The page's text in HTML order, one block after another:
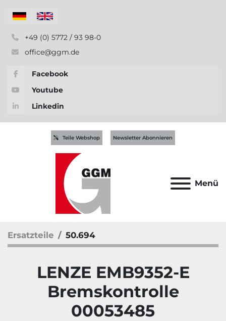
+49 (0) 5772 / 93 98-0
office@ggm.de
Facebook
Youtube
Linkedin
Menü
Teile Webshop Newsletter Abonnieren
Ersatzteile 50.694
LENZE EMB9352-E
Bremskontrolle
00053485